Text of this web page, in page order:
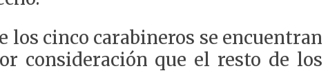
cinco carabineros se encuentran
consideración que el resto de los